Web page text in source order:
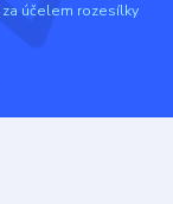
za účelem rozesílky